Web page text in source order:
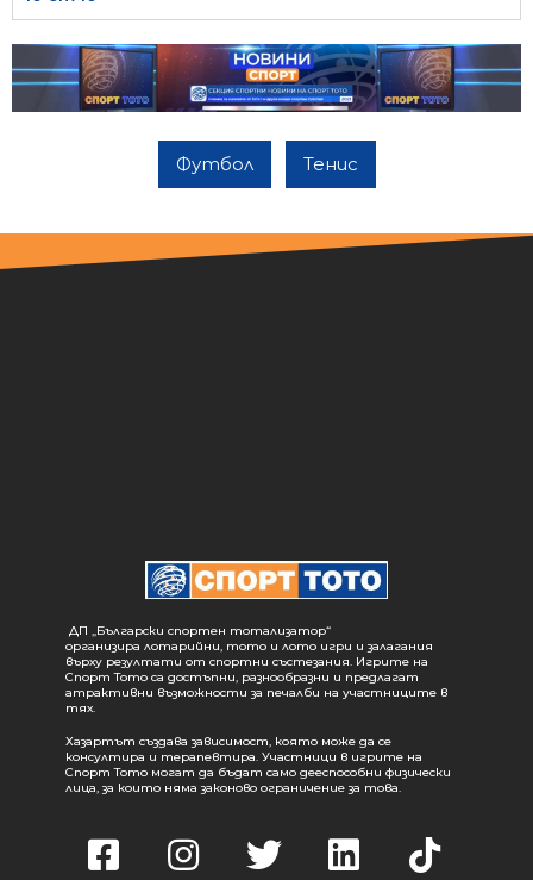
Футбол Тенис
ДП „Български спортен тотализатор“
организира лотарийни, тото и лото игри и залагания
върху резултати от спортни състезания. Игрите на
Спорт Тото са достъпни, разнообразни и предлагат
атрактивни възможности за печалби на участниците в
тях.
Хазартът създава зависимост, която може да се
консултира и терапевтира. Участници в игрите на
Спорт Тото могат да бъдат само дееспособни физически
лица, за които няма законово ограничение за това.